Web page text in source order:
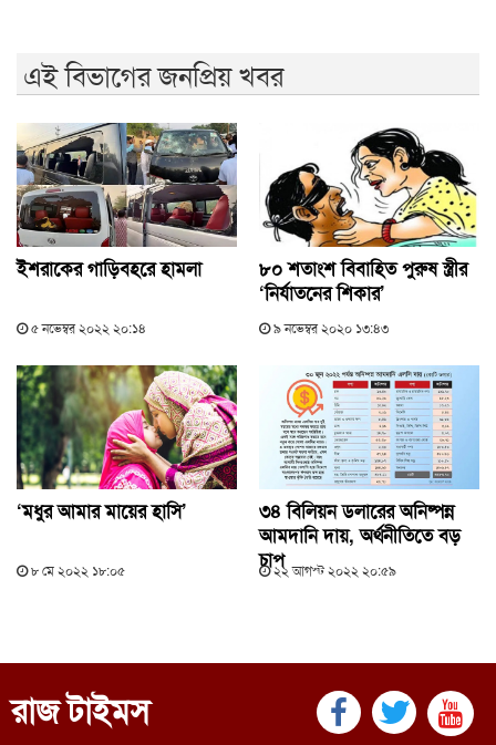
এই বিভাগের জনপ্রিয় খবর
ইশরাকের গাড়িবহরে হামলা
৫ নভেম্বর ২০২২ ২০:১৪
৮০ শতাংশ বিবাহিত পুরুষ স্ত্রীর
‘নির্যাতনের শিকার’
৯ নভেম্বর ২০২০ ১৩:৪৩
‘মধুর আমার মায়ের হাসি’
৮ মে ২০২২ ১৮:০৫
৩৪ বিলিয়ন ডলারের অনিষ্পন্ন
আমদানি দায়, অর্থনীতিতে বড়
চাপ২২ আগস্ট ২০২২ ২০:৫৯
রাজ টাইমস